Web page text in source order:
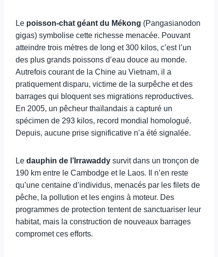
Le poisson-chat géant du Mékong (Pangasianodon
gigas) symbolise cette richesse menacée. Pouvant
atteindre trois mètres de long et 300 kilos, c’est l’un
des plus grands poissons d’eau douce au monde.
Autrefois courant de la Chine au Vietnam, il a
pratiquement disparu, victime de la surpêche et des
barrages qui bloquent ses migrations reproductives.
En 2005, un pêcheur thaïlandais a capturé un
spécimen de 293 kilos, record mondial homologué.
Depuis, aucune prise significative n’a été signalée.
Le dauphin de l’Irrawaddy survit dans un tronçon de
190 km entre le Cambodge et le Laos. Il n’en reste
qu’une centaine d’individus, menacés par les filets de
pêche, la pollution et les engins à moteur. Des
programmes de protection tentent de sanctuariser leur
habitat, mais la construction de nouveaux barrages
compromet ces efforts.